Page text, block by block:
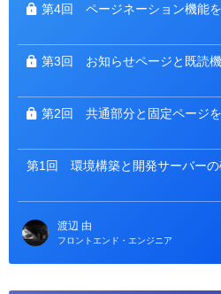
第4回 ページネーション機能
第3回 お知らせページと既読
第2回 共通部分と固定ページ
第1回 環境構築と開発サーバー
渡辺 由
フロントエンド・エンジニア